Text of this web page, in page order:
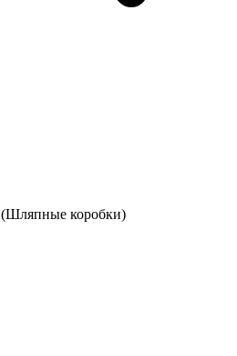
(Шляпные коробки)